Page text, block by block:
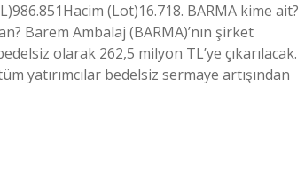
(Lot)16.718. BARMA kime ait?
Barem Ambalaj (BARMA)’nın şirket
olarak 262,5 milyon TL’ye çıkarılacak.
yatırımcılar bedelsiz sermaye artışından